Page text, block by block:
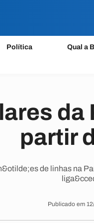
Política Qual a
da
partir
de linhas na
Publicado em